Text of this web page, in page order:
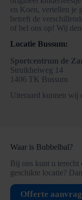
en Koen, vertellen je
betreft de
of bel ons op! Wij
Locatie Bussum:
Sportcentrum de
Struikheiweg 14
1406 TK Bussum
Uiteraard kunnen wij
Waar is Bubbelbal?
Bij ons kunt u terecht
geschikte locatie?
Offerte